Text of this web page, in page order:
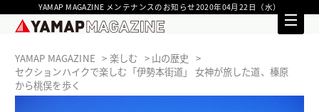
YAMAP MAGAZINE メンテナンスのお知らせ2020年04月22日（水）
YAMAP MAGAZINE 楽しむ
山の歴史
セクションハイクで楽しむ「伊勢本街道」 女神が旅した道、榛原
から桃俣を歩く